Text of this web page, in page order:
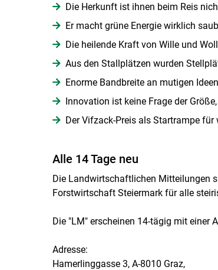
Die Herkunft ist ihnen beim Reis
Er macht grüne Energie wirklich
Die heilende Kraft von Wille und
Aus den Stallplätzen wurden
Enorme Bandbreite an mutigen Ideen
Innovation ist keine Frage der
Der Vifzack-Preis als Startrampe für
Alle 14 Tage neu
Die Landwirtschaftlichen Mitteilungen
Forstwirtschaft Steiermark für alle
Die "LM" erscheinen 14-tägig mit einer
Adresse:
Hamerlinggasse 3, A-8010 Graz,